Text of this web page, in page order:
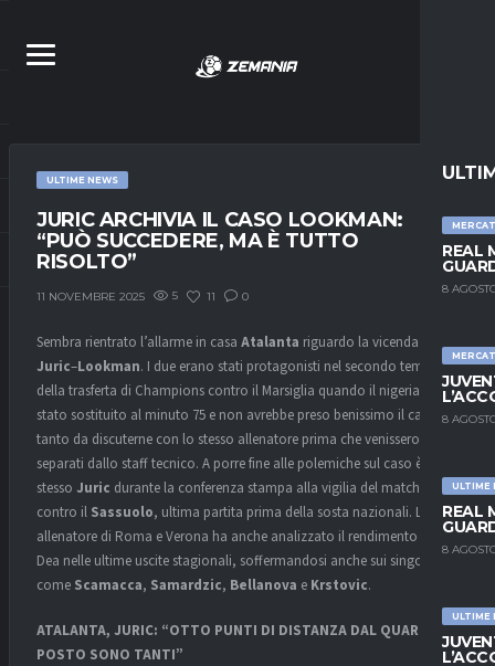
REAL
8
8
ULTIME
REAL
8
ULTIME
ULTIME NEWS
JURIC ARCHIVIA IL CASO LOOKMAN:
“PUÒ SUCCEDERE, MA È TUTTO
RISOLTO”
11 NOVEMBRE 2025 5 11 0
Sembra rientrato l’allarme in casa Atalanta riguardo la vicenda
Juric–Lookman. I due erano stati protagonisti nel secondo tempo
della trasferta di Champions contro il Marsiglia quando il nigeriano è
stato sostituito al minuto 75 e non avrebbe preso benissimo il cambio,
tanto da discuterne con lo stesso allenatore prima che venissero
separati dallo staff tecnico. A porre fine alle polemiche sul caso è lo
stesso Juric durante la conferenza stampa alla vigilia del match
contro il Sassuolo, ultima partita prima della sosta nazionali. L’ex
allenatore di Roma e Verona ha anche analizzato il rendimento della
Dea nelle ultime uscite stagionali, soffermandosi anche sui singoli
come Scamacca, Samardzic, Bellanova e Krstovic.
ATALANTA, JURIC: “OTTO PUNTI DI DISTANZA DAL QUARTO
POSTO SONO TANTI”